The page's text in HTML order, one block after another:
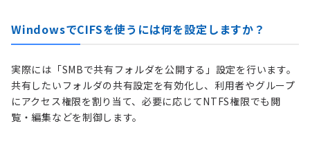
WindowsでCIFSを使うには何を設定しますか？
実際には「SMBで共有フォルダを公開する」設定を行います。
共有したいフォルダの共有設定を有効化し、利用者やグループ
にアクセス権限を割り当て、必要に応じてNTFS権限でも閲
覧・編集などを制御します。